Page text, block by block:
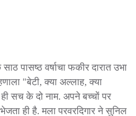
पासष्ठ वर्षाचा फकीर दारात उभा
"बेटी, क्या अल्लाह, क्या
सच के दो नाम. अपने बच्चों पर
ही है. मला परवरदिगार ने सुनिल